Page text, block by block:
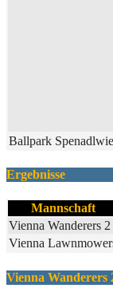
Ballpark
Ergebnisse
Mannschaft
Vienna Wanderers 2
Vienna
Vienna Wanderers